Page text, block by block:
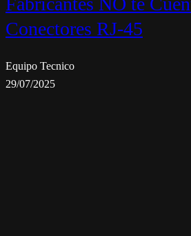
Conectores RJ-45
Equipo Tecnico
29/07/2025